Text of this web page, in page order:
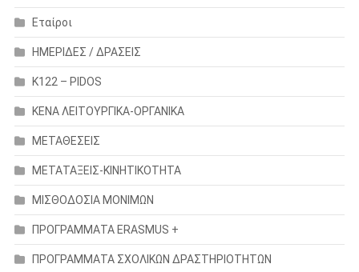
Εταίροι
ΗΜΕΡΙΔΕΣ / ΔΡΑΣΕΙΣ
Κ122 – PIDOS
ΚΕΝΑ ΛΕΙΤΟΥΡΓΙΚΑ-ΟΡΓΑΝΙΚΑ
ΜΕΤΑΘΕΣΕΙΣ
ΜΕΤΑΤΑΞΕΙΣ-ΚΙΝΗΤΙΚΟΤΗΤΑ
ΜΙΣΘΟΔΟΣΙΑ ΜΟΝΙΜΩΝ
ΠΡΟΓΡΑΜΜΑΤΑ ERASMUS +
ΠΡΟΓΡΑΜΜΑΤΑ ΣΧΟΛΙΚΩΝ ΔΡΑΣΤΗΡΙΟΤΗΤΩΝ